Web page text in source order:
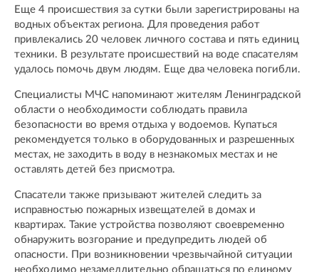
Еще 4 происшествия за сутки были зарегистрированы на
водных объектах региона. Для проведения работ
привлекались 20 человек личного состава и пять единиц
техники. В результате происшествий на воде спасателям
удалось помочь двум людям. Еще два человека погибли.
Специалисты МЧС напоминают жителям Ленинградской
области о необходимости соблюдать правила
безопасности во время отдыха у водоемов. Купаться
рекомендуется только в оборудованных и разрешенных
местах, не заходить в воду в незнакомых местах и не
оставлять детей без присмотра.
Спасатели также призывают жителей следить за
исправностью пожарных извещателей в домах и
квартирах. Такие устройства позволяют своевременно
обнаружить возгорание и предупредить людей об
опасности. При возникновении чрезвычайной ситуации
необходимо незамедлительно обращаться по единому